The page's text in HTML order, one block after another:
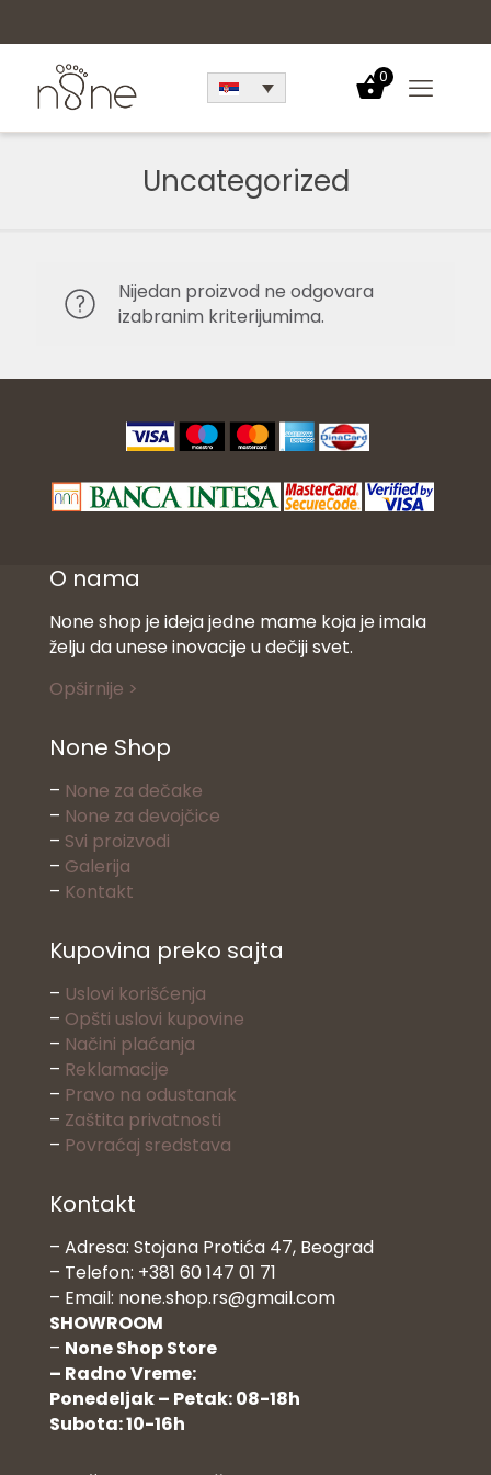
0
Uncategorized
Nijedan proizvod ne odgovara
izabranim kriterijumima.
O nama
None shop je ideja jedne mame koja je imala
želju da unese inovacije u dečiji svet.
Opširnije >
None Shop
– None za dečake
– None za devojčice
– Svi proizvodi
– Galerija
– Kontakt
Kupovina preko sajta
– Uslovi korišćenja
– Opšti uslovi kupovine
– Načini plaćanja
– Reklamacije
– Pravo na odustanak
– Zaštita privatnosti
– Povraćaj sredstava
Kontakt
– Adresa: Stojana Protića 47, Beograd
– Telefon: +381 60 147 01 71
– Email: none.shop.rs@gmail.com
SHOWROOM
– None Shop Store
– Radno Vreme:
Ponedeljak – Petak: 08-18h
Subota: 10-16h